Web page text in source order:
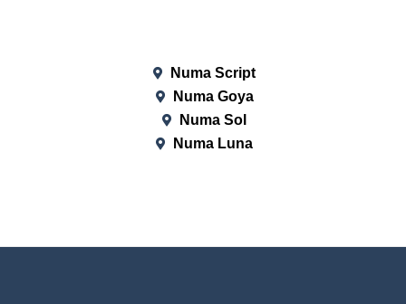
Numa Script
Numa Goya
Numa Sol
Numa Luna